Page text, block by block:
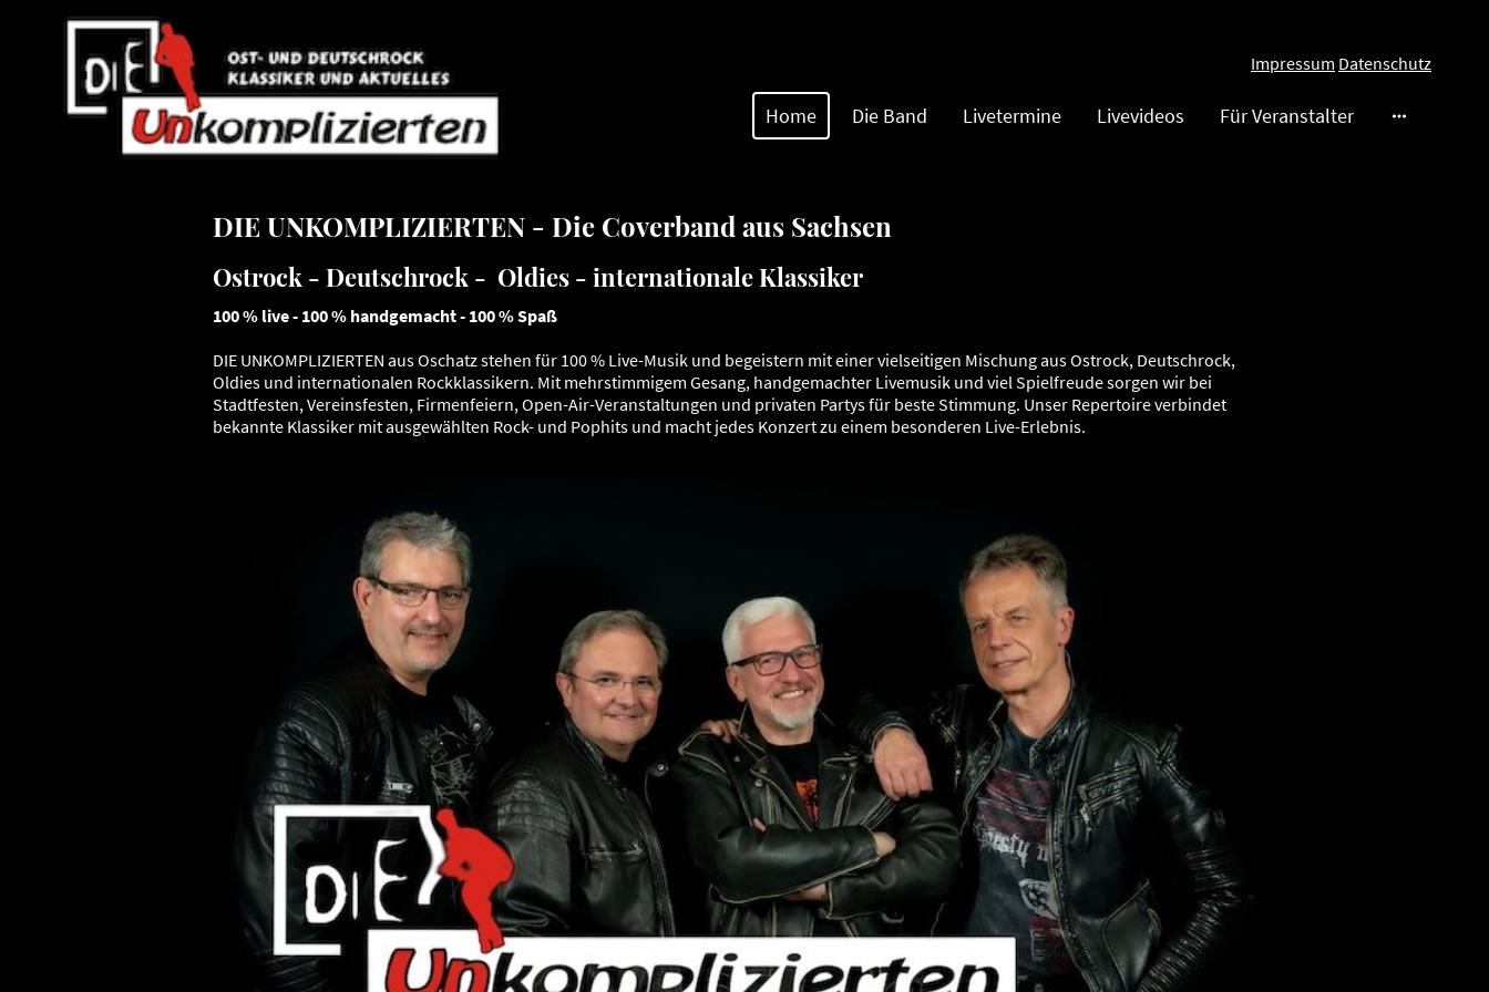
Impressum Datenschutz
Home Die Band Livetermine Livevideos Für Veranstalter
DIE UNKOMPLIZIERTEN - Die Coverband aus Sachsen
100 % live - 100 % handgemacht - 100 % Spaß
DIE UNKOMPLIZIERTEN aus Oschatz stehen für 100 % Live-Musik und begeistern mit einer vielseitigen Mischung aus Ostrock, Deutschrock,
Oldies und internationalen Rockklassikern. Mit mehrstimmigem Gesang, handgemachter Livemusik und viel Spielfreude sorgen wir bei
Stadtfesten, Vereinsfesten, Firmenfeiern, Open-Air-Veranstaltungen und privaten Partys für beste Stimmung. Unser Repertoire verbindet
bekannte Klassiker mit ausgewählten Rock- und Pophits und macht jedes Konzert zu einem besonderen Live-Erlebnis.
Ostrock - Deutschrock - Oldies - internationale Klassiker